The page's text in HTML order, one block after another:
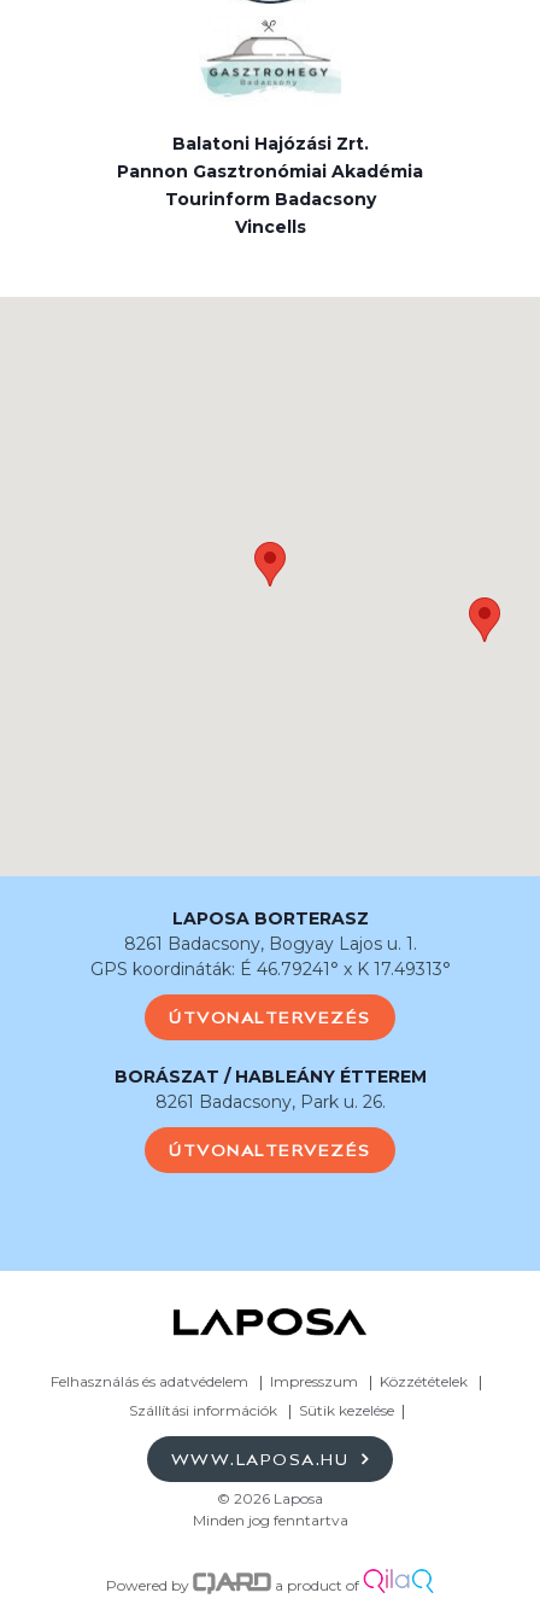
Balatoni Hajózási Zrt.
Pannon Gasztronómiai Akadémia
Tourinform Badacsony
Vincells
LAPOSA BORTERASZ
8261 Badacsony, Bogyay Lajos u. 1.
GPS koordináták: É 46.79241° x K 17.49313°
ÚTVONALTERVEZÉS
BORÁSZAT / HABLEÁNY ÉTTEREM
8261 Badacsony, Park u. 26.
ÚTVONALTERVEZÉS
Felhasználás és adatvédelem Impresszum
Közzétételek
Szállítási információk
Sütik kezelése
WWW.LAPOSA.HU
© 2026 Laposa
Minden jog fenntartva
Powered by a product of